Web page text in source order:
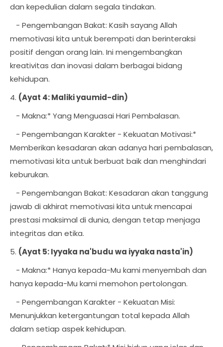
dan kepedulian dalam segala tindakan.
- Pengembangan Bakat: Kasih sayang Allah
memotivasi kita untuk berempati dan berinteraksi
positif dengan orang lain. Ini mengembangkan
kreativitas dan inovasi dalam berbagai bidang
kehidupan.
4. (Ayat 4: Maliki yaumid-din)
- Makna:* Yang Menguasai Hari Pembalasan.
- Pengembangan Karakter - Kekuatan Motivasi:*
Memberikan kesadaran akan adanya hari pembalasan,
memotivasi kita untuk berbuat baik dan menghindari
keburukan.
- Pengembangan Bakat: Kesadaran akan tanggung
jawab di akhirat memotivasi kita untuk mencapai
prestasi maksimal di dunia, dengan tetap menjaga
integritas dan etika.
5. (Ayat 5: Iyyaka na'budu wa iyyaka nasta'in)
- Makna:* Hanya kepada-Mu kami menyembah dan
hanya kepada-Mu kami memohon pertolongan.
- Pengembangan Karakter - Kekuatan Misi:
Menunjukkan ketergantungan total kepada Allah
dalam setiap aspek kehidupan.